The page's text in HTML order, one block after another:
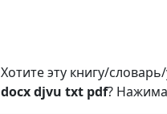
Хотите эту книгу/
docxdjvu txt pdf?